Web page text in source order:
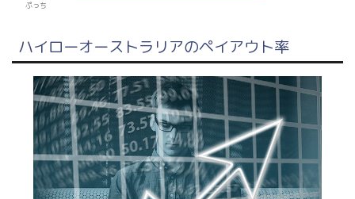
ぷっち
ハイローオーストラリアのペイアウト率